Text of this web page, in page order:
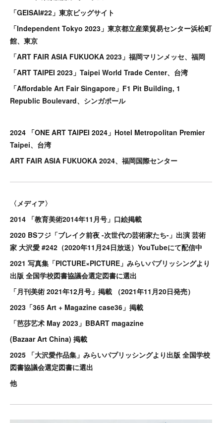
「GEISAI#22」東京ビッグサイト
「Independent Tokyo 2023」東京都立産業貿易センター浜松町
館、東京
「ART FAIR ASIA FUKUOKA 2023」福岡マリンメッセ、福岡
「ART TAIPEI 2023」Taipei World Trade Center、台湾
「Affordable Art Fair Singapore」F1 Pit Building, 1
Republic Boulevard、シンガポール
2024 「ONE ART TAIPEI 2024」Hotel Metropolitan Premier
Taipei、台湾
ART FAIR ASIA FUKUOKA 2024、福岡国際センター
〈メディア〉
2014 「教育美術2014年11月号」口絵掲載
2020 BSフジ「ブレイク前夜 -次世代の芸術家たち-」出演 芸術
家 大沢愛 #242（2020年11月24日放送）YouTubeにて配信中
2021 写真集「PICTURE×PICTURE」みらいパブリッシングより
出版 全国学校図書協議会選定図書に選出
「月刊美術 2021年12月号」掲載 （2021年11月20日発売）
2023「365 Art + Magazine case36」掲載
「芭莎艺术 May 2023」BBART magazine
(Bazaar Art China) 掲載
2025 「大沢愛作品集」みらいパプリッシングより出版 全国学校
図書協議会選定図書に選出
他